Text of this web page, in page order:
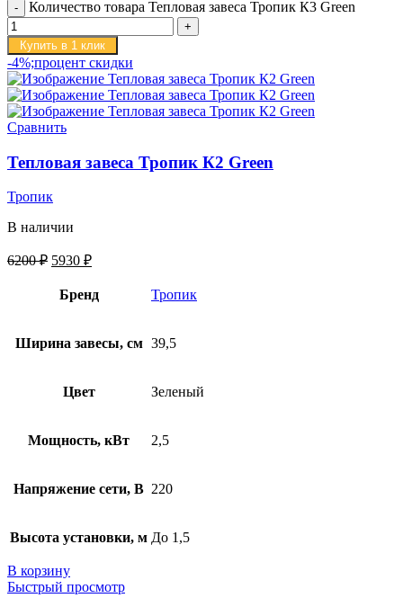
Количество товара Тепловая завеса Тропик К3 Green
Купить в 1 клик
-4%;процент скидки
Сравнить
Тепловая завеса Тропик К2 Green
Тропик
В наличии
6200₽ 5930 ₽
Бренд Тропик
Ширина завесы, см 39,5
Цвет Зеленый
Мощность, кВт 2,5
Напряжение сети, В 220
Высота установки, м До 1,5
В корзину
Быстрый просмотр